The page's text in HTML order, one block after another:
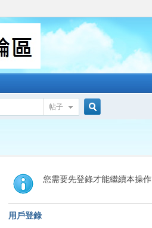
帖子
索
您需要先登錄才能繼續本操作
用戶登錄